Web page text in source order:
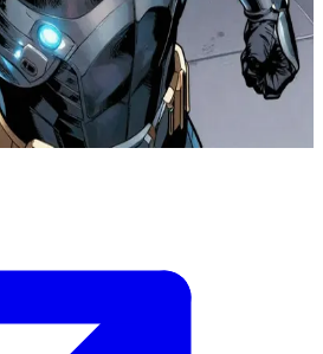
héroe tecnológico que lucha contra
una ciudad futurista. El usuario es un
de activar su propio equipo
batalla junto a él.